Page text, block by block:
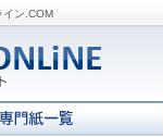
イン.COM